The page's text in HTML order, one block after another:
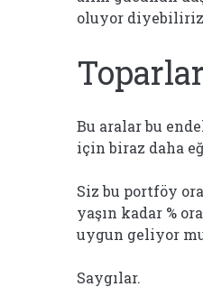
oluyor
Bu aralar bu
için biraz daha
Siz bu portföy
yaşın kadar %
uygun geliyor
Saygılar.